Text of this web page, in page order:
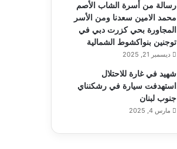
رسالة من أسرة الشاب الأصم
محمد الامين سعدنا ومن الأسر
المجاورة بحي كزرت دبي في
توجنين بنواكشوط الشمالية
ديسمبر 21, 2025
شهيد في غارة للاحتلال
استهدفت سيارة في رشكنناي
جنوب لبنان
مارس 4, 2025